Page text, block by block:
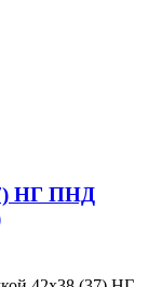
НГ ПНД